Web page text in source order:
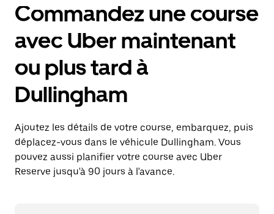
Commandez une course
avec Uber maintenant
ou plus tard à
Dullingham
Ajoutez les détails de votre course, embarquez, puis
déplacez-vous dans le véhicule Dullingham. Vous
pouvez aussi planifier votre course avec Uber
Reserve jusqu'à 90 jours à l'avance.